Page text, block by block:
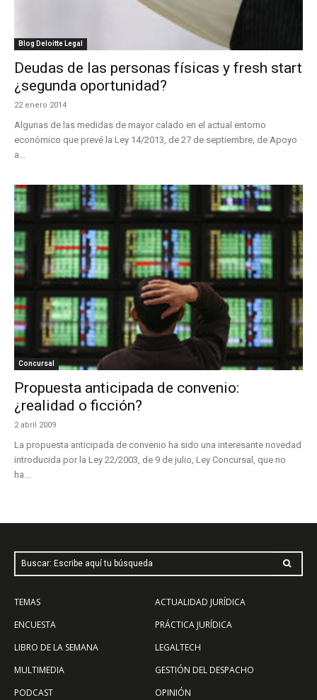
Blog Deloitte Legal
Deudas de las personas físicas y fresh start
¿segunda oportunidad?
22 enero 2014
Algunas de las medidas de mayor calado en el actual entorno
económico que prevé la Ley 14/2013, de 27 de septiembre, de Apoyo
a...
Concursal
Propuesta anticipada de convenio:
¿realidad o ficción?
2 abril 2009
La propuesta anticipada de convenio ha sido una interesante novedad
introducida por la Ley 22/2003, de 9 de julio, Ley Concursal, que no
ha...
Buscar: Escribe aquí tu búsqueda
TEMAS
ENCUESTA
LIBRO DE LA SEMANA
MULTIMEDIA
PODCAST
ACTUALIDAD JURÍDICA
PRÁCTICA JURÍDICA
LEGALTECH
GESTIÓN DEL DESPACHO
OPINIÓN